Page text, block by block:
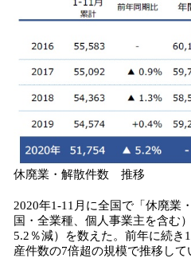
休廃業・解散件数 推移
2020年1-11月に全国で「休廃業
国・全業種、個人事業主を含む
5.2％減）を数えた。前年に続き
産件数の7倍超の規模で推移し